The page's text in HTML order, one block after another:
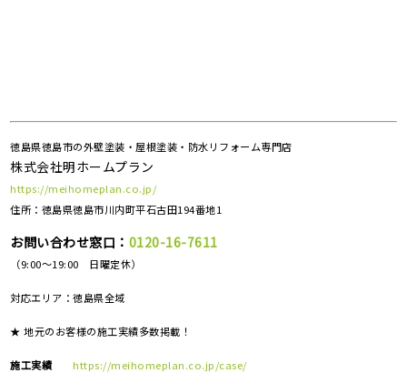
徳島県徳島市の外壁塗装・屋根塗装・防水リフォーム専門店
株式会社明ホームプラン
https://meihomeplan.co.jp/
住所：徳島県徳島市川内町平石古田194番地1
お問い合わせ窓口： 0120-16-7611
（9:00～19:00 日曜定休）
対応エリア：徳島県全域
★ 地元のお客様の施工実績多数掲載！
施工実績
https://meihomeplan.co.jp/case/